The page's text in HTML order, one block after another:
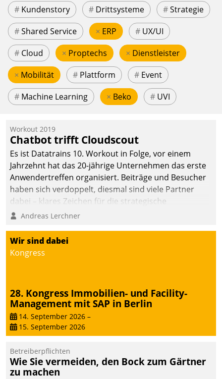
# Kundenstory # Drittsysteme #Strategie
#Shared Service × ERP # UX/UI
# Cloud × Proptechs × Dienstleister
× Mobilität # Plattform # Event
# Machine Learning × Beko # UVI
Workout 2019
Chatbot trifft Cloudscout
Es ist Datatrains 10. Workout in Folge, vor einem
Jahrzehnt hat das 20-jährige Unternehmen das erste
Anwendertreffen organisiert. Beiträge und Besucher
haben sich verdoppelt, diesmal sind viele Partner
dabei – klares Zeichen für die strategische
Fokussierung auf den Kunden.
Andreas Lerchner
Wir sind dabei
Kongress
28. Kongress Immobilien- und Facility-
Management mit SAP in Berlin
14. September 2026 –
15. September 2026
Betreiberpflichten
Wie Sie vermeiden, den Bock zum Gärtner
zu machen